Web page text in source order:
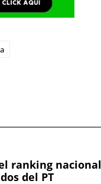
ranking
del PT